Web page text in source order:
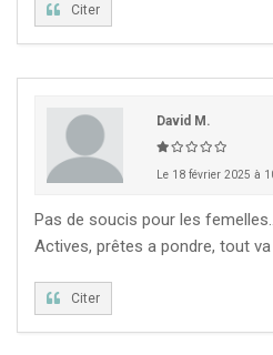
Citer
David M.
Le 18 février 2025 à
Pas de soucis pour les femelles..
Actives, prêtes a pondre, tout va
Citer